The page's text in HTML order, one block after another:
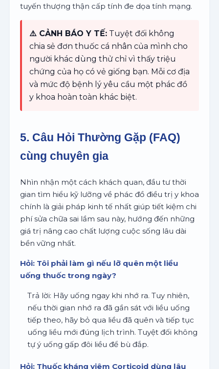
tuyến thượng thận cấp tính đe dọa tính mạng.
⚠️ CẢNH BÁO Y TẾ: Tuyệt đối không
chia sẻ đơn thuốc cá nhân của mình cho
người khác dùng thử chỉ vì thấy triệu
chứng của họ có vẻ giống bạn. Mỗi cơ địa
và mức độ bệnh lý yêu cầu một phác đồ
y khoa hoàn toàn khác biệt.
5. Câu Hỏi Thường Gặp (FAQ)
cùng chuyên gia
Nhìn nhận một cách khách quan, đầu tư thời
gian tìm hiểu kỹ lưỡng về phác đồ điều trị y khoa
chính là giải pháp kinh tế nhất giúp tiết kiệm chi
phí sửa chữa sai lầm sau này, hướng đến những
giá trị nâng cao chất lượng cuộc sống lâu dài
bền vững nhất.
Hỏi: Tôi phải làm gì nếu lỡ quên một liều
uống thuốc trong ngày?
Trả lời: Hãy uống ngay khi nhớ ra. Tuy nhiên,
nếu thời gian nhớ ra đã gần sát với liều uống
tiếp theo, hãy bỏ qua liều đã quên và tiếp tục
uống liều mới đúng lịch trình. Tuyệt đối không
tự ý uống gấp đôi liều để bù đắp.
Hỏi: Thuốc kháng viêm Corticoid dùng lâu